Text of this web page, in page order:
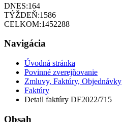
DNES:164
TÝŽDEŇ:1586
CELKOM:1452288
Navigácia
Úvodná stránka
Povinné zverejňovanie
Zmluvy, Faktúry, Objednávky
Faktúry
Detail faktúry DF2022/715
Obsah